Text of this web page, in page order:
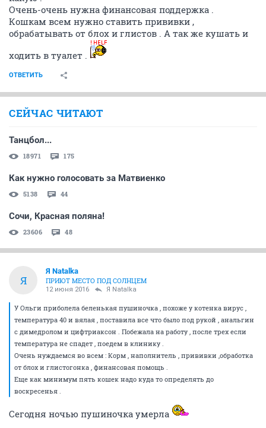
Очень-очень нужна финансовая поддержка .
Кошкам всем нужно ставить прививки ,
обрабатывать от блох и глистов . А так же кушать и
ходить в туалет .
ОТВЕТИТЬ
СЕЙЧАС ЧИТАЮТ
Танцбол...
18971 175
Как нужно голосовать за Матвиенко
5138 44
Сочи, Красная поляна!
23606 48
Я
Я Natalka
ПРИЮТ МЕСТО ПОД СОЛНЦЕМ
12 июня 2016 Я Natalka
У Ольги приболела беленькая пушиночка , похоже у котенка вирус ,
температура 40 и вялая , поставила все что было под рукой , анальгин
с димедролом и цифтриаксон . Побежала на работу , после трех если
температура не спадет , поедем в клинику .
Очень нуждаемся во всем : Корм , наполнитель , прививки ,обработка
от блох и глистогонка , финансовая помощь .
Еще как минимум пять кошек надо куда то определять до
воскресенья .
Сегодня ночью пушиночка умерла